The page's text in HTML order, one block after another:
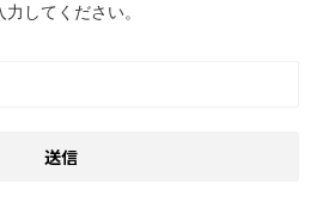
してください。